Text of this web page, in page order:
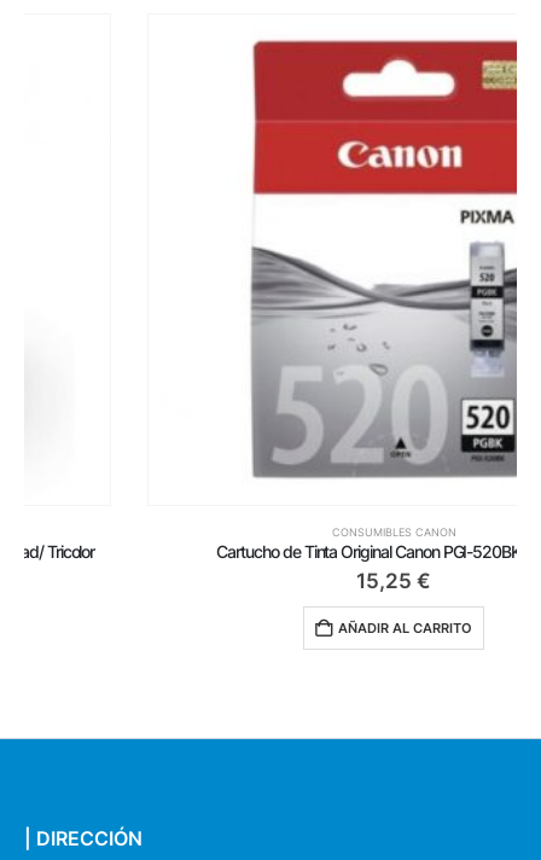
CONSUMIBLES CANON
Cartucho de Tinta Original Canon PGI-520BK/ Negro
AÑADIR AL CARRITO
| DIRECCIÓN